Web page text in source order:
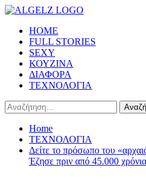
Skip
content
Primary
Menu
HOME
FULL STORIES
SEXY
ΚΟΥΖΙΝΑ
ΔΙΑΦΟΡΑ
ΤΕΧΝΟΛΟΓΙΑ
Αναζήτηση
για:
Home
ΤΕΧΝΟΛΟΓΙΑ
Δείτε το πρόσωπο του
Έζησε πριν από 45.000 χρόνια